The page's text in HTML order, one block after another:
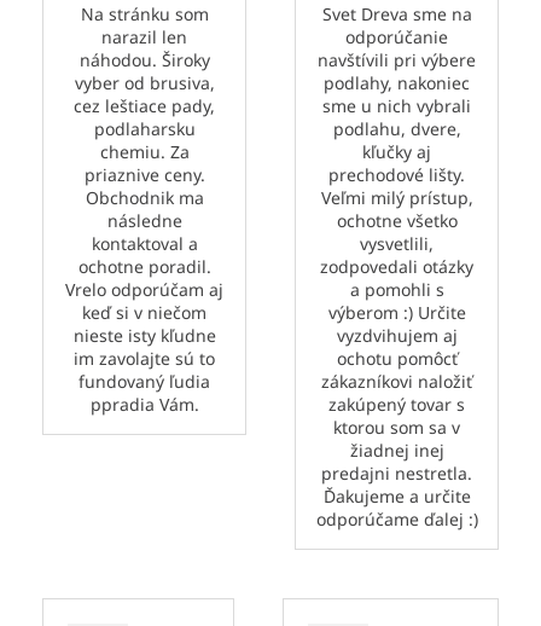
Na stránku som
narazil len
náhodou. Široky
vyber od brusiva,
cez leštiace pady,
podlaharsku
chemiu. Za
priaznive ceny.
Obchodnik ma
následne
kontaktoval a
ochotne poradil.
Vrelo odporúčam aj
keď si v niečom
nieste isty kľudne
im zavolajte sú to
fundovaný ľudia
ppradia Vám.
Svet Dreva sme na
odporúčanie
navštívili pri výbere
podlahy, nakoniec
sme u nich vybrali
podlahu, dvere,
kľučky aj
prechodové lišty.
Veľmi milý prístup,
ochotne všetko
vysvetlili,
zodpovedali otázky
a pomohli s
výberom :) Určite
vyzdvihujem aj
ochotu pomôcť
zákazníkovi naložiť
zakúpený tovar s
ktorou som sa v
žiadnej inej
predajni nestretla.
Ďakujeme a určite
odporúčame ďalej :)